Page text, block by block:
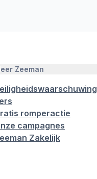
Zeeman
romperactie
campagnes
Zakelijk